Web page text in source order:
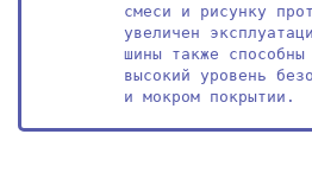
смеси и рисунку
увеличен
шины также способны
высокий уровень
и мокром покрытии.